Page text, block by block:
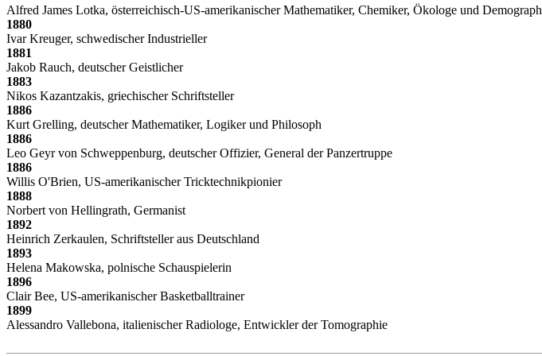
Alfred James Lotka, österreichisch-US-amerikanischer Mathematiker, Chemiker, Ökologe und Demograph
1880
Ivar Kreuger, schwedischer Industrieller
1881
Jakob Rauch, deutscher Geistlicher
1883
Nikos Kazantzakis, griechischer Schriftsteller
1886
Kurt Grelling, deutscher Mathematiker, Logiker und Philosoph
1886
Leo Geyr von Schweppenburg, deutscher Offizier, General der Panzertruppe
1886
Willis O'Brien, US-amerikanischer Tricktechnikpionier
1888
Norbert von Hellingrath, Germanist
1892
Heinrich Zerkaulen, Schriftsteller aus Deutschland
1893
Helena Makowska, polnische Schauspielerin
1896
Clair Bee, US-amerikanischer Basketballtrainer
1899
Alessandro Vallebona, italienischer Radiologe, Entwickler der Tomographie